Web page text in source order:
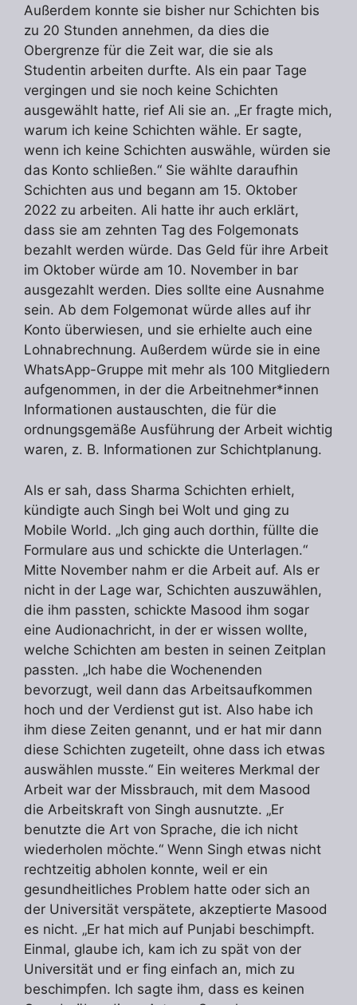
Außerdem konnte sie bisher nur Schichten bis
zu 20 Stunden annehmen, da dies die
Obergrenze für die Zeit war, die sie als
Studentin arbeiten durfte. Als ein paar Tage
vergingen und sie noch keine Schichten
ausgewählt hatte, rief Ali sie an. „Er fragte mich,
warum ich keine Schichten wähle. Er sagte,
wenn ich keine Schichten auswähle, würden sie
das Konto schließen.“ Sie wählte daraufhin
Schichten aus und begann am 15. Oktober
2022 zu arbeiten. Ali hatte ihr auch erklärt,
dass sie am zehnten Tag des Folgemonats
bezahlt werden würde. Das Geld für ihre Arbeit
im Oktober würde am 10. November in bar
ausgezahlt werden. Dies sollte eine Ausnahme
sein. Ab dem Folgemonat würde alles auf ihr
Konto überwiesen, und sie erhielte auch eine
Lohnabrechnung. Außerdem würde sie in eine
WhatsApp-Gruppe mit mehr als 100 Mitgliedern
aufgenommen, in der die Arbeitnehmer*innen
Informationen austauschten, die für die
ordnungsgemäße Ausführung der Arbeit wichtig
waren, z. B. Informationen zur Schichtplanung.
Als er sah, dass Sharma Schichten erhielt,
kündigte auch Singh bei Wolt und ging zu
Mobile World. „Ich ging auch dorthin, füllte die
Formulare aus und schickte die Unterlagen.“
Mitte November nahm er die Arbeit auf. Als er
nicht in der Lage war, Schichten auszuwählen,
die ihm passten, schickte Masood ihm sogar
eine Audionachricht, in der er wissen wollte,
welche Schichten am besten in seinen Zeitplan
passten. „Ich habe die Wochenenden
bevorzugt, weil dann das Arbeitsaufkommen
hoch und der Verdienst gut ist. Also habe ich
ihm diese Zeiten genannt, und er hat mir dann
diese Schichten zugeteilt, ohne dass ich etwas
auswählen musste.“ Ein weiteres Merkmal der
Arbeit war der Missbrauch, mit dem Masood
die Arbeitskraft von Singh ausnutzte. „Er
benutzte die Art von Sprache, die ich nicht
wiederholen möchte.“ Wenn Singh etwas nicht
rechtzeitig abholen konnte, weil er ein
gesundheitliches Problem hatte oder sich an
der Universität verspätete, akzeptierte Masood
es nicht. „Er hat mich auf Punjabi beschimpft.
Einmal, glaube ich, kam ich zu spät von der
Universität und er fing einfach an, mich zu
beschimpfen. Ich sagte ihm, dass es keinen